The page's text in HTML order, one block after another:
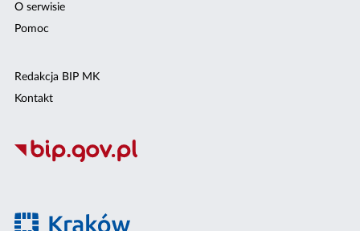
O serwisie
Pomoc
Redakcja BIP MK
Kontakt